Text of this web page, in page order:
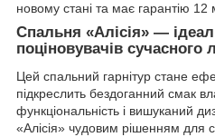
новому стані та має гарантію 12
Спальня «Алісія» —
поціновувачів сучасного
Цей спальний гарнітур стане
підкреслить бездоганний смак
функціональність і вишуканий
«Алісія» чудовим рішенням для